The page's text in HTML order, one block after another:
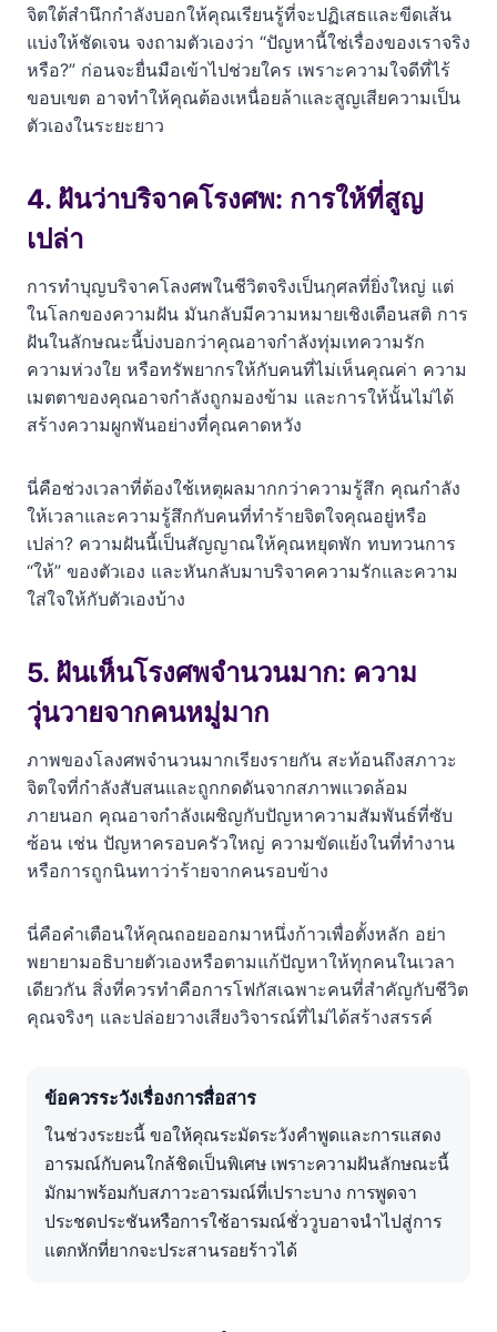
จิตใต้สำนึกกำลังบอกให้คุณเรียนรู้ที่จะปฏิเสธและขีดเส้น
แบ่งให้ชัดเจน จงถามตัวเองว่า “ปัญหานี้ใช่เรื่องของเราจริง
หรือ?” ก่อนจะยื่นมือเข้าไปช่วยใคร เพราะความใจดีที่ไร้
ขอบเขต อาจทำให้คุณต้องเหนื่อยล้าและสูญเสียความเป็น
ตัวเองในระยะยาว
4. ฝันว่าบริจาคโรงศพ: การให้ที่สูญ
เปล่า
การทำบุญบริจาคโลงศพในชีวิตจริงเป็นกุศลที่ยิ่งใหญ่ แต่
ในโลกของความฝัน มันกลับมีความหมายเชิงเตือนสติ การ
ฝันในลักษณะนี้บ่งบอกว่าคุณอาจกำลังทุ่มเทความรัก
ความห่วงใย หรือทรัพยากรให้กับคนที่ไม่เห็นคุณค่า ความ
เมตตาของคุณอาจกำลังถูกมองข้าม และการให้นั้นไม่ได้
สร้างความผูกพันอย่างที่คุณคาดหวัง
นี่คือช่วงเวลาที่ต้องใช้เหตุผลมากกว่าความรู้สึก คุณกำลัง
ให้เวลาและความรู้สึกกับคนที่ทำร้ายจิตใจคุณอยู่หรือ
เปล่า? ความฝันนี้เป็นสัญญาณให้คุณหยุดพัก ทบทวนการ
“ให้” ของตัวเอง และหันกลับมาบริจาคความรักและความ
ใส่ใจให้กับตัวเองบ้าง
5. ฝันเห็นโรงศพจำนวนมาก: ความ
วุ่นวายจากคนหมู่มาก
ภาพของโลงศพจำนวนมากเรียงรายกัน สะท้อนถึงสภาวะ
จิตใจที่กำลังสับสนและถูกกดดันจากสภาพแวดล้อม
ภายนอก คุณอาจกำลังเผชิญกับปัญหาความสัมพันธ์ที่ซับ
ซ้อน เช่น ปัญหาครอบครัวใหญ่ ความขัดแย้งในที่ทำงาน
หรือการถูกนินทาว่าร้ายจากคนรอบข้าง
นี่คือคำเตือนให้คุณถอยออกมาหนึ่งก้าวเพื่อตั้งหลัก อย่า
พยายามอธิบายตัวเองหรือตามแก้ปัญหาให้ทุกคนในเวลา
เดียวกัน สิ่งที่ควรทำคือการโฟกัสเฉพาะคนที่สำคัญกับชีวิต
คุณจริงๆ และปล่อยวางเสียงวิจารณ์ที่ไม่ได้สร้างสรรค์
ข้อควรระวังเรื่องการสื่อสาร
ในช่วงระยะนี้ ขอให้คุณระมัดระวังคำพูดและการแสดง
อารมณ์กับคนใกล้ชิดเป็นพิเศษ เพราะความฝันลักษณะนี้
มักมาพร้อมกับสภาวะอารมณ์ที่เปราะบาง การพูดจา
ประชดประชันหรือการใช้อารมณ์ชั่ววูบอาจนำไปสู่การ
แตกหักที่ยากจะประสานรอยร้าวได้